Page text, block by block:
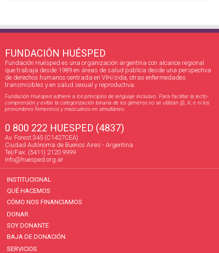
FUNDACIÓN HUÉSPED
Fundación Huésped es una organización argentina con alcance regional
que trabaja desde 1989 en áreas de salud pública desde una perspectiva
de derechos humanos centrada en VIH/sida, otras enfermedades
transmisibles y en salud sexual y reproductiva.
Fundación Huésped adhiere a los principios de lenguaje inclusivo. Para facilitar la lecto-
comprensión y evitar la categorización binaria de los géneros no se utilizan @, X, e ni los
pronombres femeninos y masculinos en simultáneo.
0 800 222 HUESPED (4837)
Av. Forest 345 (C1427CEA)
Ciudad Autónoma de Buenos Aires - Argentina
Tel/Fax: (5411) 2120 9999
info@huesped.org.ar
INSTITUCIONAL
QUÉ HACEMOS
CÓMO NOS FINANCIAMOS
DONAR
SOY DONANTE
BAJA DE DONACIÓN
SERVICIOS